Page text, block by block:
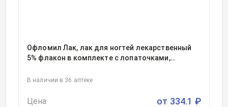
Офломил Лак, лак для ногтей лекарственный
5% флакон в комплекте с лопаточками,
тампонами 2.5миллилитр, 1
В наличии в 36 аптеке
Цена от 334.1 ₽